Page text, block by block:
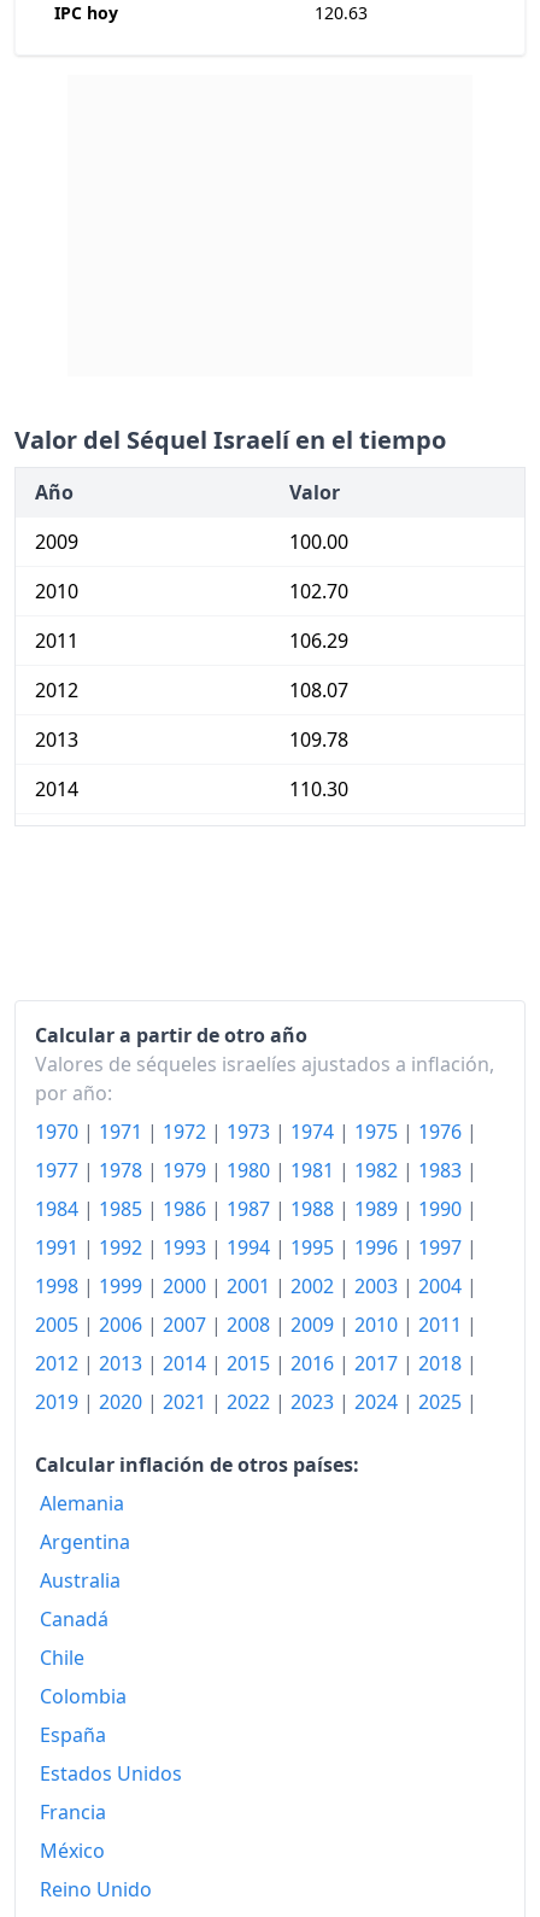
IPC hoy
120.63
Valor del Séquel Israelí en el tiempo
Año
Valor
2009
100.00
2010
102.70
2011
106.29
2012
108.07
2013
109.78
2014
110.30
2019
111.08
2020
2021
112.08
2022
117.02
2023
121.97
2024
125.72
2025
129.54
2026-05
131.74
Calcular a partir de otro año
Valores de séqueles israelíes ajustados a inflación,
por año:
1970 | 1971 | 1972 | 1973 | 1974 | 1975 | 1976 |
1977 | 1978 | 1979 | 1980 | 1981 | 1982 | 1983 |
1984 | 1985 | 1986 | 1987 | 1988 | 1989 | 1990 |
1991 | 1992 | 1993 | 1994 | 1995 | 1996 | 1997 |
1998 | 1999 | 2000 | 2001 | 2002 | 2003 | 2004 |
2005 | 2006 | 2007 | 2008 | 2009 | 2010 | 2011 |
2012 | 2013 | 2014 | 2015 | 2016 | 2017 | 2018 |
2019 | 2020 | 2021 | 2022 | 2023 | 2024 | 2025 |
Calcular inflación de otros países:
Alemania
Argentina
Australia
Canadá
Chile
Colombia
España
Estados Unidos
Francia
México
Reino Unido